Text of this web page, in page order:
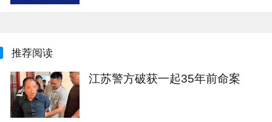
推荐阅读
江苏警方破获一起35年前命案